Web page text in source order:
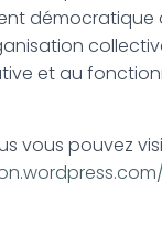
démocratique
et au
vous pouvez